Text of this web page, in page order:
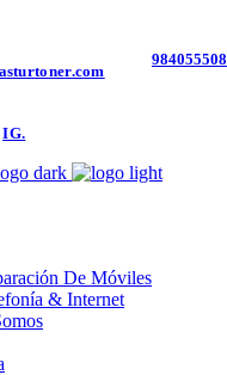
984055508
IG.
De Móviles
& Internet